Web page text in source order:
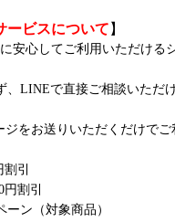
ービスについて 】
安心してご利用いただける
、LINEで直接ご相談いただ
をお送りいただくだけで
引
割引
ーン（対象商品）